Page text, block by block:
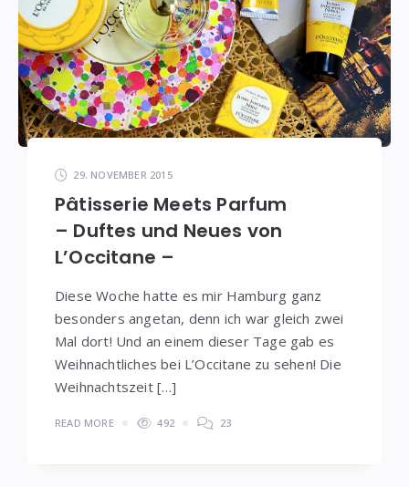
29. NOVEMBER 2015
Pâtisserie Meets Parfum
– Duftes und Neues von
L’Occitane –
Diese Woche hatte es mir Hamburg ganz
besonders angetan, denn ich war gleich zwei
Mal dort! Und an einem dieser Tage gab es
Weihnachtliches bei L’Occitane zu sehen! Die
Weihnachtszeit […]
READ MORE 492 23